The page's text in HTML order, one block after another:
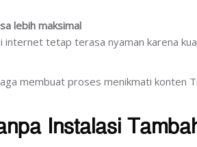
lebih maksimal
internet tetap terasa nyaman karena
membuat proses menikmati konten
Instalasi